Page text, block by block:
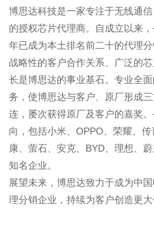
博思达科技是一家专注于无线通
的授权芯片代理商。自成立以来
年已成为本土排名前二十的代理分
战略性的客户合作关系、广泛的
长是博思达的事业基石。专业全
务，使博思达与客户、原厂形成
连，屡次获得原厂及客户的嘉奖
向，包括小米、OPPO、荣耀、
康、萤石、安克、BYD、理想、
知名企业。
展望未来，博思达致力于成为中
理分销企业，持续为客户创造更大